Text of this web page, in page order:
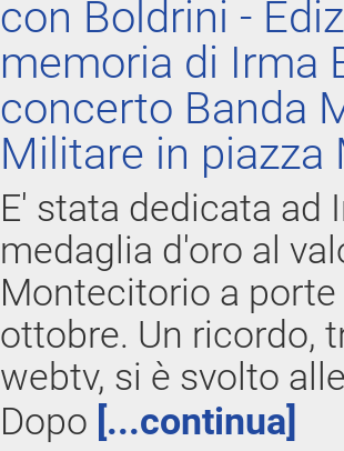
con Boldrini -
memoria di Irma
concerto Banda
Militare in
E' stata dedicata ad
medaglia d'oro al
Montecitorio a
ottobre. Un ricordo,
webtv, si è svolto
Dopo [...continua]